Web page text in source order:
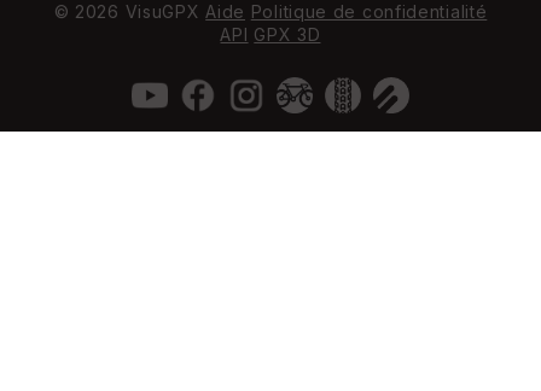
© 2026 VisuGPX Aide Politique de confidentialité
API GPX 3D